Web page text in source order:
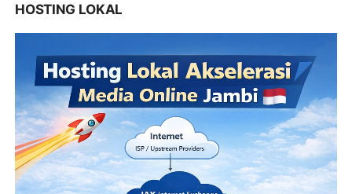
HOSTING LOKAL